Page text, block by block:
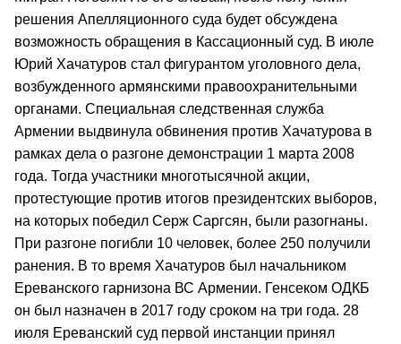
решения Апелляционного суда будет обсуждена
возможность обращения в Кассационный суд. В июле
Юрий Хачатуров стал фигурантом уголовного дела,
возбужденного армянскими правоохранительными
органами. Специальная следственная служба
Армении выдвинула обвинения против Хачатурова в
рамках дела о разгоне демонстрации 1 марта 2008
года. Тогда участники многотысячной акции,
протестующие против итогов президентских выборов,
на которых победил Серж Саргсян, были разогнаны.
При разгоне погибли 10 человек, более 250 получили
ранения. В то время Хачатуров был начальником
Ереванского гарнизона ВС Армении. Генсеком ОДКБ
он был назначен в 2017 году сроком на три года. 28
июля Ереванский суд первой инстанции принял